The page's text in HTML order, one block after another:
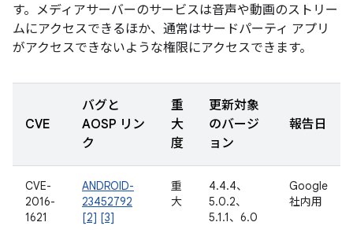
す。メディアサーバーのサービスは音声や動画のストリー
ムにアクセスできるほか、通常はサードパーティ アプリ
がアクセスできないような権限にアクセスできます。
CVE
バグと
AOSP リン
ク
重
大
度
更新対象
のバージ
ョン
報告日
CVE-
2016-
1621
ANDROID-
23452792
[2] [3]
重
大
4.4.4、
5.0.2、
5.1.1、6.0
Google
社内用